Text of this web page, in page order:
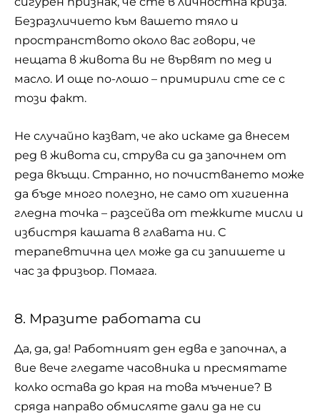
Безразличието към вашето тяло и
пространството около вас говори, че
нещата в живота ви не вървят по мед и
масло. И още по-лошо – примирили сте се с
този факт.
Не случайно казват, че ако искаме да внесем
ред в живота си, струва си да започнем от
реда вкъщи. Странно, но почистването може
да бъде много полезно, не само от хигиенна
гледна точка – разсейва от тежките мисли и
избистря кашата в главата ни. С
терапевтична цел може да си запишете и
час за фризьор. Помага.
8. Мразите работата си
Да, да, да! Работният ден едва е започнал, а
вие вече гледате часовника и пресмятате
колко остава до края на това мъчение? В
сряда направо обмисляте дали да не си